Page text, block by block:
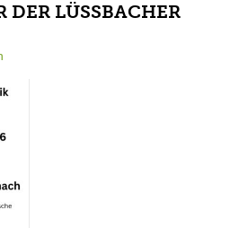
LÜSSBACHER B